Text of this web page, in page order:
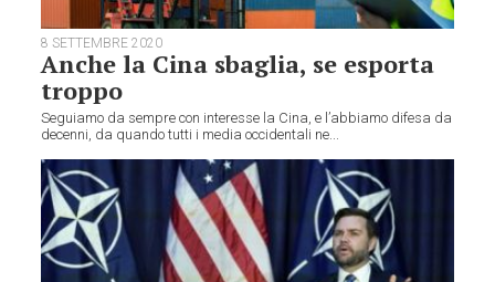
8 SETTEMBRE 2020
Anche la Cina sbaglia, se esporta
troppo
Seguiamo da sempre con interesse la Cina, e l’abbiamo difesa da
decenni, da quando tutti i media occidentali ne...